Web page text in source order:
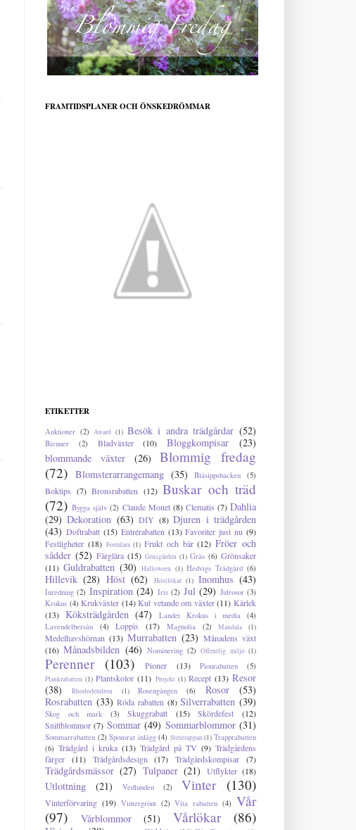
FRAMTIDSPLANER OCH ÖNSKEDRÖMMAR
ETIKETTER
Auktioner (2) Award (1) Besök i andra trädgårdar (52)
Bienner (2) Bladväxter (10) Bloggkompisar
(23)
blommande växter
(26)
Blommig fredag
(72) Blomsterarrangemang (35) Blåsippsbacken (5)
Boktips (7) Bronsrabatten (12) Buskar och träd
(72) Bygga själv (2) Claude Monet (8) Clematis (7) Dahlia
(29) Dekoration (63) DIY (8) Djuren i trädgården
(43) Doftrabatt (15) Entrérabatten (13) Favoriter just nu (9)
Festligheter (18) Formlära (1) Frukt och bär (12) Fröer och
sådder (52) Färglära (15) Grusgården (1) Gräs (6) Grönsaker
(11) Guldrabatten (30) Halloween (1) Hedvigs Trädgård (6)
Hillevik (28) Höst (62) Höstlökar (1) Inomhus (43)
Inredning (2) Inspiration (24) Iris (2) Jul (29) Julrosor (3)
Krokus (4) Krukväxter (14) Kul vetande om växter (11) Kärlek
(13) Köksträdgården (47) Landet Krokus i media
(4)
Lavendelbersån
(4) Loppis (17) Magnolia (2) Mandala (1)
Medelhavshörnan (13) Murrabatten (23) Månadens växt
(16) Månadsbilden (46) Nominering (2) Offentlig miljö (1)
Perenner (103) Pioner (13) Pionrabatten (5)
Plankrabatten (1) Plantskolor (11) Projekt (1) Recept (13) Resor
(38)
Rhododendron (1) Rosengången (6) Rosor
(53)
Rosrabatten (33) Röda rabatten (8) Silverrabatten (39)
Skog och mark (3) Skuggrabatt (15) Skördefest
(12)
Snittblommor (7) Sommar (49) Sommarblommor (31)
Sommarrabatten (2) Sponsrat inlägg (4) Stentrappan(1) Trapprabatten
(6) Trädgård i kruka (13) Trädgård på TV (9) Trädgårdens
färger
(11) Trädgårdsdesign (17) Trädgårdskompisar (7)
Trädgårdsmässor (27) Tulpaner (21) Utflykter (18)
Utlottning (21) Vedlunden (2) Vinter (130)
Vinterförvaring (19) Vintergrönt (2) Vita rabatten (4) Vår
(97)
Vårblommor (51) Vårlökar (86)